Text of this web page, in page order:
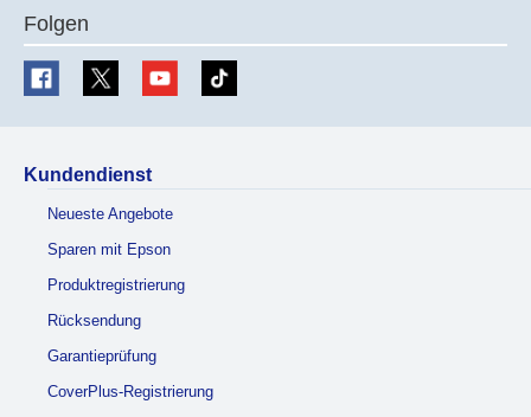
Folgen
Kundendienst
Neueste Angebote
Sparen mit Epson
Produktregistrierung
Rücksendung
Garantieprüfung
CoverPlus-Registrierung